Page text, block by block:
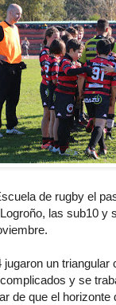
de rugby el
las sub10 y
un
y se
de que el